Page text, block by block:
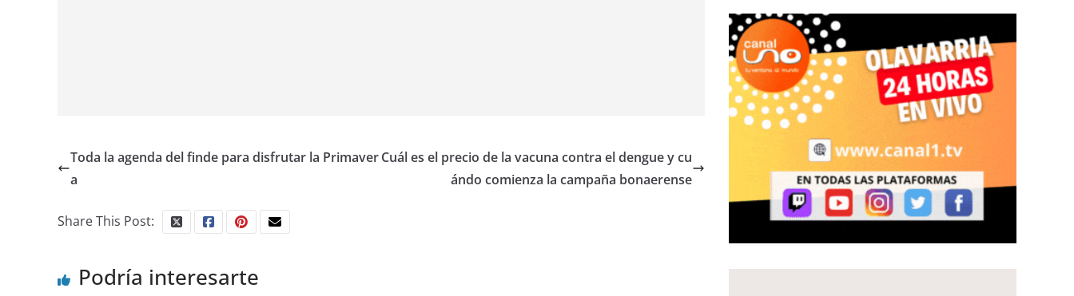
Toda la agenda del finde para disfrutar la Primaver
a
Cuál es el precio de la vacuna contra el dengue y cu
ándo comienza la campaña bonaerense
Share This Post:
Podría interesarte